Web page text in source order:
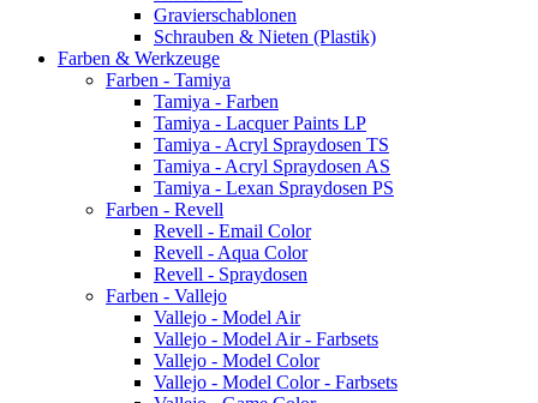
Gravierschablonen
Schrauben & Nieten (Plastik)
Farben & Werkzeuge
Farben - Tamiya
Tamiya - Farben
Tamiya - Lacquer Paints LP
Tamiya - Acryl Spraydosen TS
Tamiya - Acryl Spraydosen AS
Tamiya - Lexan Spraydosen PS
Farben - Revell
Revell - Email Color
Revell - Aqua Color
Revell - Spraydosen
Farben - Vallejo
Vallejo - Model Air
Vallejo - Model Air - Farbsets
Vallejo - Model Color
Vallejo - Model Color - Farbsets